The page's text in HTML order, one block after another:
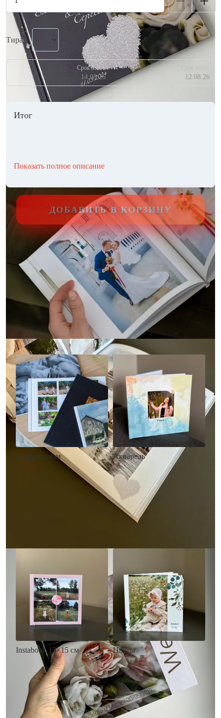
Тираж
Срок изгот.
14.08.26 12.08.26
Итог
Показать полное описание
ДОБАВИТЬ В КОРЗИНУ
Другие стили фотокниг
Минимализм Акварель
• Декор в стиле
акварельных красок
• Выбор цвета фона
• Загрузка фото и текста
Заказать
Instabook 15×15 см
• Декор на выбор
• Выбор цвета фона
• Загрузка фото и текста
Заказать
Цветы
• Декор цветы
• Выбор цвета фона
• Загрузка фото и текста
Заказать